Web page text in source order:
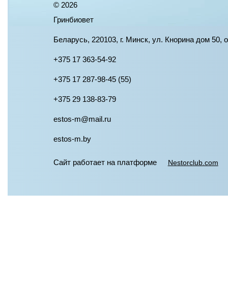
© 2026
Гринбиовет
Беларусь, 220103, г. Минск, ул. Кнорина дом 50,
+375 17 363-54-92
+375 17 287-98-45 (55)
+375 29 138-83-79
estos-m@mail.ru
estos-m.by
Сайт работает на платформе Nestorclub.com